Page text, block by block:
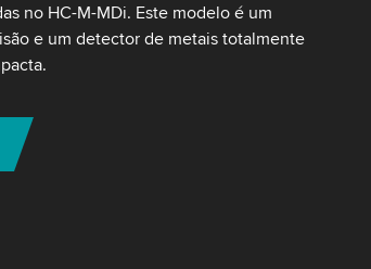
no HC-M-MDi. Este modelo é um
e um detector de metais totalmente